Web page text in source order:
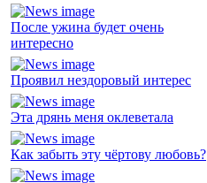
После ужина будет очень
интересно
Проявил нездоровый интерес
Эта дрянь меня оклеветала
Как забыть эту чёртову любовь?